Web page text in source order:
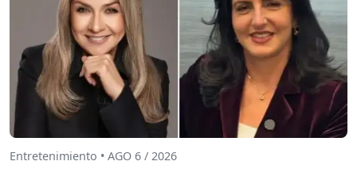
Entretenimiento • AGO 6 / 2026